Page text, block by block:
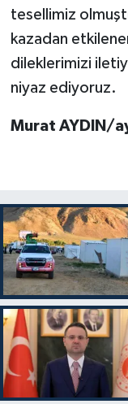
tesellimiz
kazadan
dileklerimizi
niyaz ediyoruz.
Murat AYDIN/